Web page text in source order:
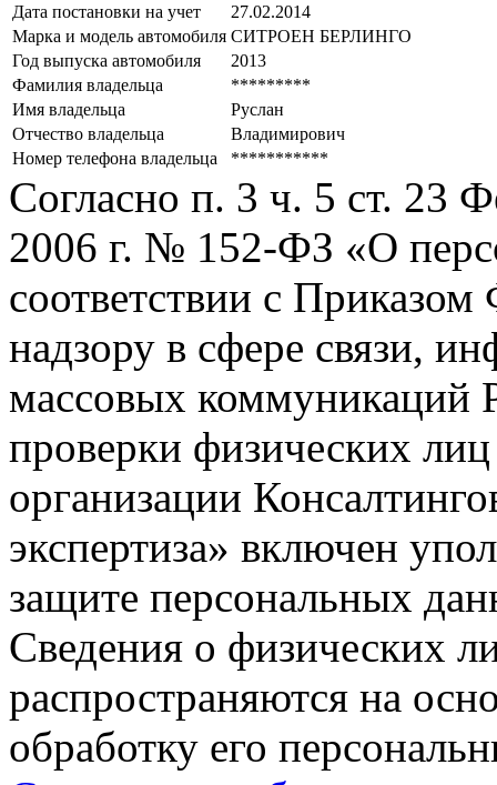
Дата постановки на учет
27.02.2014
Марка и модель автомобиля СИТРОЕН БЕРЛИНГО
Год выпуска автомобиля
2013
Фамилия владельца
*********
Имя владельца
Руслан
Отчество владельца
Владимирович
Номер телефона владельца
***********
Согласно п. 3 ч. 5 ст. 23
2006 г. № 152-ФЗ «О
соответствии с
надзору в сфере связи,
массовых коммуникаций
проверки физических
организации
экспертиза» включен
защите персональных
Сведения о физических
распространяются на
обработку его